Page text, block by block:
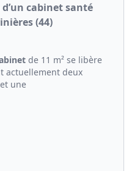
cabinet santé
(44)
de 11 m² se libère
actuellement deux
et une